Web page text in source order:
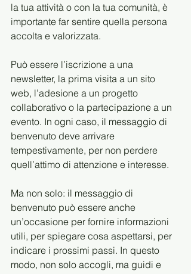
la tua attività o con la tua comunità, è
importante far sentire quella persona
accolta e valorizzata.
Può essere l’iscrizione a una
newsletter, la prima visita a un sito
web, l’adesione a un progetto
collaborativo o la partecipazione a un
evento. In ogni caso, il messaggio di
benvenuto deve arrivare
tempestivamente, per non perdere
quell’attimo di attenzione e interesse.
Ma non solo: il messaggio di
benvenuto può essere anche
un’occasione per fornire informazioni
utili, per spiegare cosa aspettarsi, per
indicare i prossimi passi. In questo
modo, non solo accogli, ma guidi e